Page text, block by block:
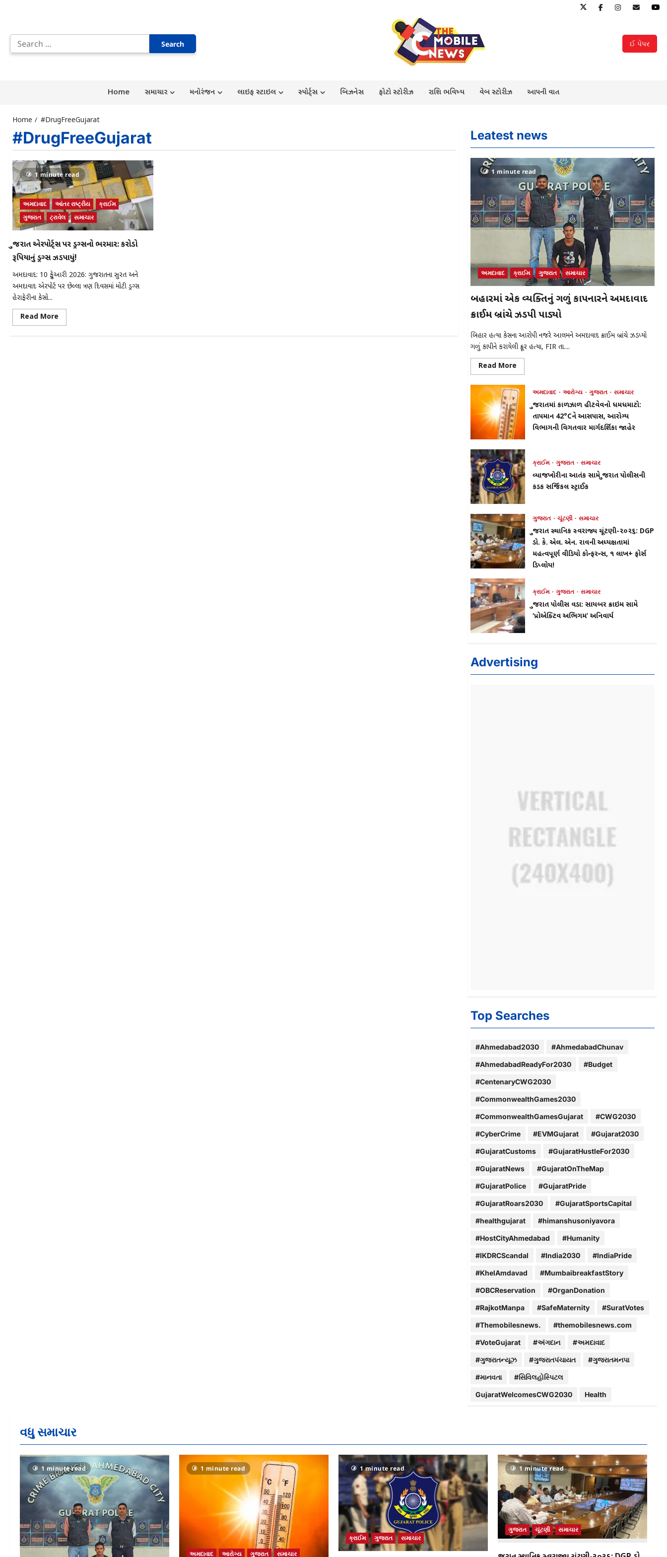
content
Search
for:
ઈ પેપર
Home સમાચાર મનોરંજન લાઇફ સ્ટાઇલ સ્પોર્ટ્સ બિઝનેસ ફોટો સ્ટોરીઝ રાશિ ભવિષ્ય વેબ સ્ટોરીઝ આપની વાત
Home #DrugFreeGujarat
#DrugFreeGujarat
1 minute read
અમદાવાદ આંતર રાષ્ટ્રીય
ક્રાઈમ
ગુજરાત
ટ્રાવેલ સમાચાર
ગુજરાત એરપોર્ટ્સ પર ડ્રગ્સનો ભરમાર: કરોડો
રૂપિયાનું ડ્રગ્સ ઝડપાયું!
અમદાવાદ: 10 ફેબ્રુઆરી 2026: ગુજરાતના સુરત અને
અમદાવાદ એરપોર્ટ પર છેલ્લા ત્રણ દિવસમાં મોટી ડ્રગ્સ
હેરાફેરીના કેસો...
Read More
more
Leatest news
1 minute read
અમદાવાદ ક્રાઈમ ગુજરાત સમાચાર
બિહારમાં એક વ્યક્તિનું ગળું કાપનારને અમદાવાદ
ક્રાઈમ બ્રાંચે ઝડપી પાડ્યો
બિહાર હત્યા કેસના આરોપી નજરે આલમને અમદાવાદ ક્રાઈમ બ્રાંચે ઝડપ્યો
ગળું કાપીને કરાયેલી ક્રૂર હત્યા, FIR તા....
Read MoreRead
more
બિહારમાં
એક
વ્યક્તિનું
ગળું
કાપનારને
અમદાવાદ
ક્રાઈમ
બ્રાંચે
ઝડપી
પાડ્યો
અમદાવાદ આરોગ્ય ગુજરાત સમાચાર
ગુજરાતમાં કાળઝાળ હીટવેવનો ધમધમાટો:
તાપમાન 42°Cને આસપાસ, આરોગ્ય
વિભાગની વિગતવાર માર્ગદર્શિકા જાહેર
ક્રાઈમ ગુજરાત સમાચાર
વ્યાજખોરીના આતંક સામે ગુજરાત પોલીસની
કડક સર્જિકલ સ્ટ્રાઈક
ગુજરાત ચૂંટણી સમાચાર
ગુજરાત સ્થાનિક સ્વરાજ્ય ચૂંટણી-૨૦૨૬: DGP
ડો. કે. એલ. એન. રાવની અધ્યક્ષતામાં
મહત્વપૂર્ણ વીડિયો કોન્ફરન્સ, ૧ લાખ+ ફોર્સ
ડિપ્લોય!
ક્રાઈમ ગુજરાત સમાચાર
ગુજરાત પોલીસ વડા: સાયબર ક્રાઇમ સામે
‘પ્રોએક્ટિવ અભિગમ’ અનિવાર્ય
Advertising
Top Searches
#Ahmedabad2030 #AhmedabadChunav
#AhmedabadReadyFor2030 #Budget
#CentenaryCWG2030
#CommonwealthGames2030
#CommonwealthGamesGujarat #CWG2030
#CyberCrime #EVMGujarat #Gujarat2030
#GujaratCustoms #GujaratHustleFor2030
#GujaratNews #GujaratOnTheMap
#GujaratPolice #GujaratPride
#GujaratRoars2030 #GujaratSportsCapital
#healthgujarat #himanshusoniyavora
#HostCityAhmedabad #Humanity
#IKDRCScandal #India2030 #IndiaPride
#KhelAmdavad #MumbaibreakfastStory
#OBCReservation #OrganDonation
#RajkotManpa #SafeMaternity #SuratVotes
#Themobilesnews. #themobilesnews.com
#VoteGujarat #અંગદાન #અમદાવાદ
#ગુજરાતન્યૂઝ #ગુજરાતપંચાયત #ગુજરાતમનપા
#માનવતા #સિવિલહોસ્પિટલ
GujaratWelcomesCWG2030 Health
વધુ સમાચાર
1 minute read 1 minute read
અમદાવાદ આરોગ્ય ગુજરાત સમાચાર
1 minute read
ક્રાઈમ ગુજરાત સમાચાર
1 minute read
ગુજરાત ચૂંટણી સમાચાર